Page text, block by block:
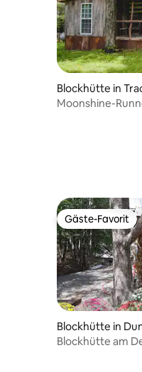
Blockhütte in
Moonshine-
Gäste-Favorit
Gäste-Favorit
Blockhütte in
Blockhütte am